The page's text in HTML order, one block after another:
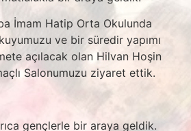
İmam Hatip Orta Okulunda
ve bir süredir yapımı
açılacak olan Hilvan Hoşin
Salonumuzu ziyaret ettik.
gençlerle bir araya geldik.